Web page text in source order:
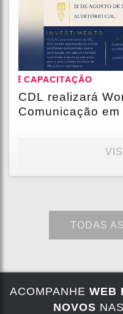
CAPACITAÇÃO
CDL realizará
Comunicação
TODAS
ACOMPANHE WEB
NOVOS